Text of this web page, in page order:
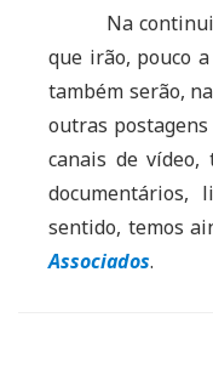
Na
que irão, pouco
também serão,
outras
canais de vídeo,
documentários,
sentido, temos
Associados.